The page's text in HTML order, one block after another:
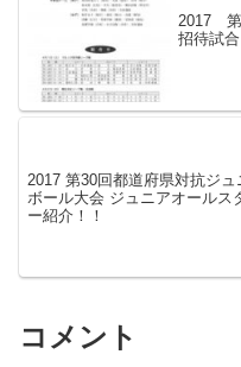
2017
招待試
2017 第30回都道府県対抗ジュ
ボール大会 ジュニアオールス
ー紹介！！
コメント